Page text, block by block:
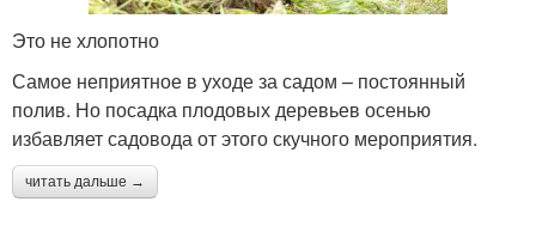
Это не хлопотно
Самое неприятное в уходе за садом – постоянный
полив. Но посадка плодовых деревьев осенью
избавляет садовода от этого скучного мероприятия.
читать дальше →